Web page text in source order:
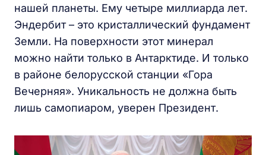
нашей планеты. Ему четыре миллиарда лет.
Эндербит – это кристаллический фундамент
Земли. На поверхности этот минерал
можно найти только в Антарктиде. И только
в районе белорусской станции «Гора
Вечерняя». Уникальность не должна быть
лишь самопиаром, уверен Президент.